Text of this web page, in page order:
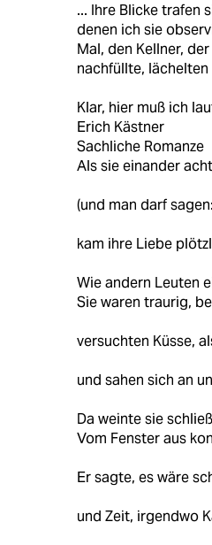
... Ihre Blicke trafen
denen ich sie
Mal, den Kellner,
nachfüllte, lächelten
Klar, hier muß ich
Erich Kästner
Sachliche Romanze
Als sie einander
(und man darf
kam ihre Liebe
Wie andern Leuten
Sie waren traurig,
versuchten Küsse,
und sahen sich an
Da weinte sie
Vom Fenster aus
Er sagte, es wäre
und Zeit, irgendwo